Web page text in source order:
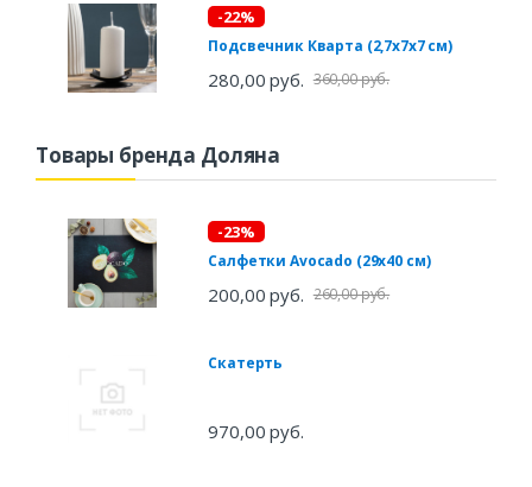
-22%
Подсвечник Кварта (2,7х7х7 см)
280,00 руб. 360,00 руб.
Товары бренда Доляна
-23%
Салфетки Avocado (29х40 см)
200,00 руб. 260,00 руб.
Скатерть
970,00 руб.